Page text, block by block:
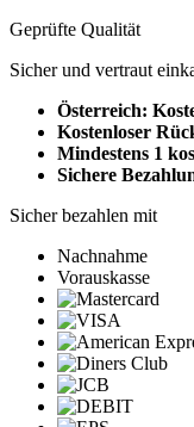
Geprüfte Qualität
Sicher und vertraut
Österreich:
Kostenloser
Mindestens 1
Sichere
Sicher bezahlen mit
Nachnahme
Vorauskasse